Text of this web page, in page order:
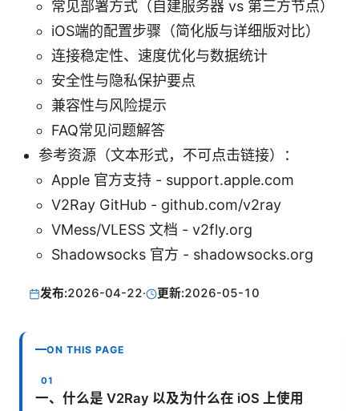
常见部署方式（自建服务器 vs 第三方节点）
iOS端的配置步骤（简化版与详细版对比）
连接稳定性、速度优化与数据统计
安全性与隐私保护要点
兼容性与风险提示
FAQ常见问题解答
参考资源（文本形式，不可点击链接）：
Apple 官方支持 - support.apple.com
V2Ray GitHub - github.com/v2ray
VMess/VLESS 文档 - v2fly.org
Shadowsocks 官方 - shadowsocks.org
发布:2026-04-22· 更新:2026-05-10
ON THIS PAGE
一、什么是 V2Ray 以及为什么在 iOS 上使用